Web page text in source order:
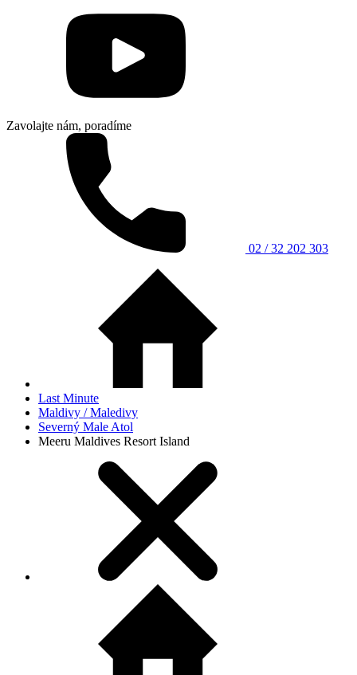
Zavolajte nám, poradíme
02 / 32 202 303
Last Minute
Maldivy / Maledivy
Severný Male Atol
Meeru Maldives Resort Island